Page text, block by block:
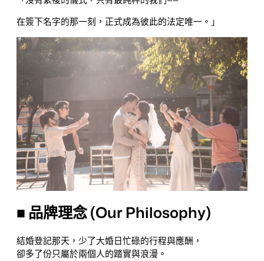
在簽下名字的那一刻，正式成為彼此的法定唯一。」
■ 品牌理念 (Our Philosophy)
結婚登記那天，少了大婚日忙碌的行程與應酬，
卻多了份只屬於兩個人的踏實與浪漫。